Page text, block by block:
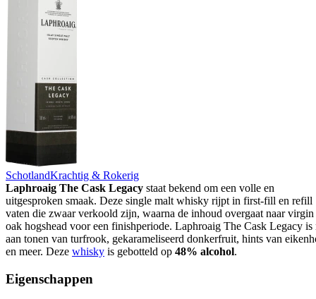
SchotlandKrachtig & Rokerig
Laphroaig The Cask Legacy staat bekend om een volle en
uitgesproken smaak. Deze single malt whisky rijpt in first-fill en refill
vaten die zwaar verkoold zijn, waarna de inhoud overgaat naar virgin
oak hogshead voor een finishperiode. Laphroaig The Cask Legacy
aan tonen van turfrook, gekarameliseerd donkerfruit, hints van
en meer. Deze whisky is gebotteld op 48% alcohol.
Eigenschappen